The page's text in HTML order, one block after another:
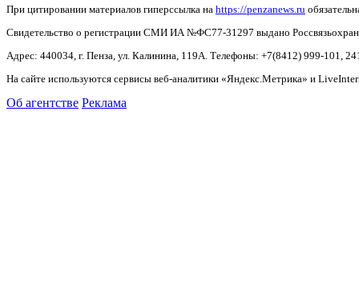
При цитировании материалов гиперссылка на https://penzanews.ru
Свидетельство о регистрации СМИ ИА №ФС77-31297 выдано
Адрес: 440034, г. Пенза, ул. Калинина, 119А. Телефоны: +7(8412) 999-101,
На сайте используются сервисы веб-аналитики «Яндекс.Метрика» и
Об агентстве Реклама